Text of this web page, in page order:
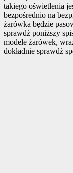
takiego oświetlenia
bezpośrednio na
żarówka będzie
sprawdź poniższy
modele żarówek,
dokładnie sprawdź